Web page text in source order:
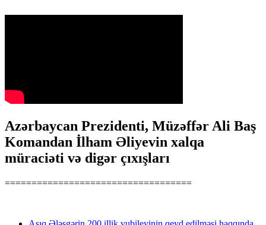
Azərbaycan Prezidenti, Müzəffər Ali Baş
Komandan İlham Əliyevin xalqa
müraciəti və digər çıxışları
===================================